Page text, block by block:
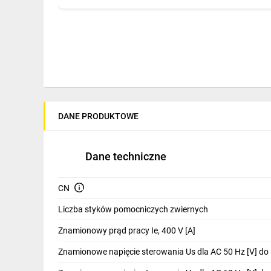
Elektromobilność
Wentylacja i rekuperacja
Rodzaj przyłącza Stycznik CTX3
Prąd roboczy Oferuje
DANE PRODUKTOWE
Dane techniczne
CN
Liczba styków pomocniczych zwiernych
Znamionowy prąd pracy Ie, 400 V [A]
Znamionowe napięcie sterowania Us dla AC 50 Hz [V] do